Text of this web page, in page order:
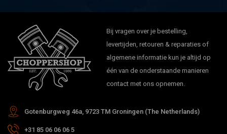
Bij vragen over je bestelling,
levertijden, retouren & reparaties of
algemene informatie kun je altijd op
één van de onderstaande manieren
contact met ons opnemen.
Gotenburgweg 46a, 9723 TM Groningen (The Netherlands)
+31 85 06 06 06 5